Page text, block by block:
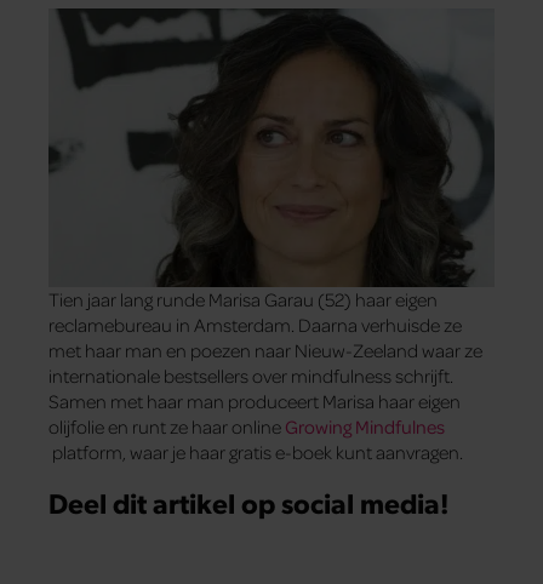
Tien jaar lang runde Marisa Garau (52) haar eigen
reclamebureau in Amsterdam. Daarna verhuisde ze
met haar man en poezen naar Nieuw-Zeeland waar ze
internationale bestsellers over mindfulness schrijft.
Samen met haar man produceert Marisa haar eigen
olijfolie en runt ze haar online Growing Mindfulnes
platform, waar je haar gratis e-boek kunt aanvragen.
Deel dit artikel op social media!